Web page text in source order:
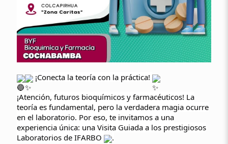
¡Conecta la teoría con la práctica!
¡Atención, futuros bioquímicos y farmacéuticos! La
teoría es fundamental, pero la verdadera magia ocurre
en el laboratorio. Por eso, te invitamos a una
experiencia única: una Visita Guiada a los prestigiosos
Laboratorios de IFARBO
.